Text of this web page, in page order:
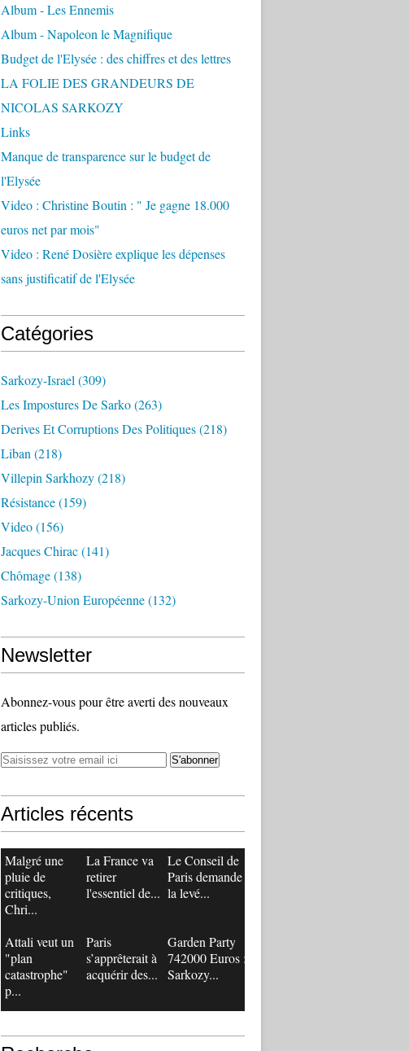
Album - Les Ennemis
Album - Napoleon le Magnifique
Budget de l'Elysée : des chiffres et des lettres
LA FOLIE DES GRANDEURS DE
NICOLAS SARKOZY
Links
Manque de transparence sur le budget de
l'Elysée
Video : Christine Boutin : " Je gagne 18.000
euros net par mois"
Video : René Dosière explique les dépenses
sans justificatif de l'Elysée
Catégories
Sarkozy-Israel (309)
Les Impostures De Sarko(263)
Derives Et Corruptions Des Politiques(218)
Liban (218)
Villepin Sarkhozy(218)
Résistance(159)
Video(156)
Jacques Chirac(141)
Chômage(138)
Sarkozy-Union Européenne(132)
Newsletter
Abonnez-vous pour être averti des nouveaux
articles publiés.
Articles récents
Malgré une
pluie de
critiques,
Chri...
La France va
retirer
l'essentiel de...
Le Conseil de
Paris demande
la levé...
Attali veut un
"plan
catastrophe"
p...
Paris
s’apprêterait à
acquérir des...
Garden Party
742000 Euros :
Sarkozy...